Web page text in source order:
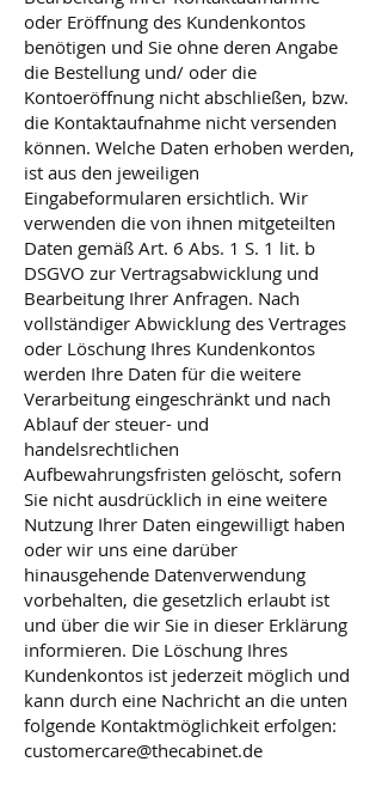
oder Eröffnung des Kundenkontos
benötigen und Sie ohne deren Angabe
die Bestellung und/ oder die
Kontoeröffnung nicht abschließen, bzw.
die Kontaktaufnahme nicht versenden
können. Welche Daten erhoben werden,
ist aus den jeweiligen
Eingabeformularen ersichtlich. Wir
verwenden die von ihnen mitgeteilten
Daten gemäß Art. 6 Abs. 1 S. 1 lit. b
DSGVO zur Vertragsabwicklung und
Bearbeitung Ihrer Anfragen. Nach
vollständiger Abwicklung des Vertrages
oder Löschung Ihres Kundenkontos
werden Ihre Daten für die weitere
Verarbeitung eingeschränkt und nach
Ablauf der steuer- und
handelsrechtlichen
Aufbewahrungsfristen gelöscht, sofern
Sie nicht ausdrücklich in eine weitere
Nutzung Ihrer Daten eingewilligt haben
oder wir uns eine darüber
hinausgehende Datenverwendung
vorbehalten, die gesetzlich erlaubt ist
und über die wir Sie in dieser Erklärung
informieren. Die Löschung Ihres
Kundenkontos ist jederzeit möglich und
kann durch eine Nachricht an die unten
folgende Kontaktmöglichkeit erfolgen:
customercare@thecabinet.de